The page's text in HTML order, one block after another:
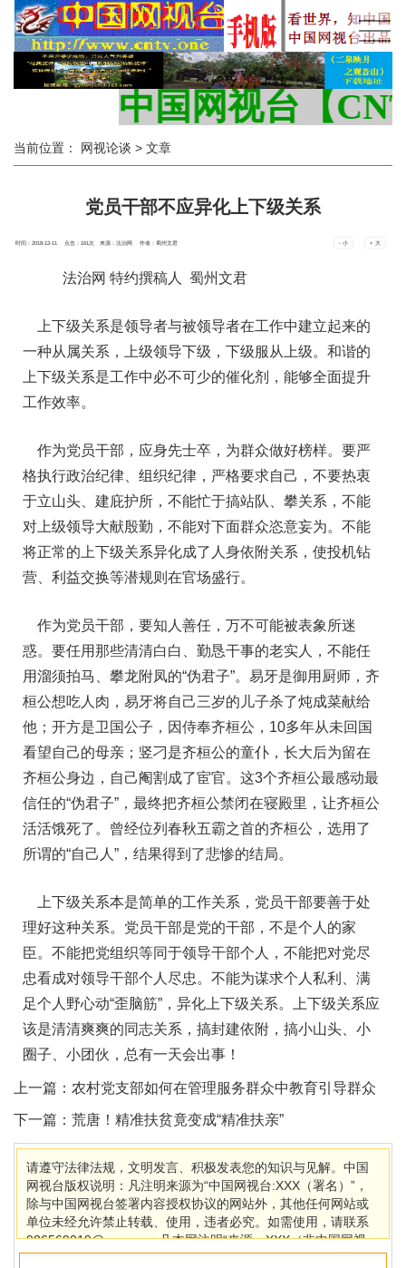
中国网视台【
当前位置： 网视论谈 > 文章
党员干部不应异化上下级关系
时间：2018-12-11 点击：161次来源：法治网 作者：蜀州文君 - 小 + 大
法治网 特约撰稿人 蜀州文君
上下级关系是领导者与被领导者在工作中建立起来的
一种从属关系，上级领导下级，下级服从上级。和谐的
上下级关系是工作中必不可少的催化剂，能够全面提升
工作效率。
作为党员干部，应身先士卒，为群众做好榜样。要严
格执行政治纪律、组织纪律，严格要求自己，不要热衷
于立山头、建庇护所，不能忙于搞站队、攀关系，不能
对上级领导大献殷勤，不能对下面群众恣意妄为。不能
将正常的上下级关系异化成了人身依附关系，使投机钻
营、利益交换等潜规则在官场盛行。
作为党员干部，要知人善任，万不可能被表象所迷
惑。要任用那些清清白白、勤恳干事的老实人，不能任
用溜须拍马、攀龙附凤的“伪君子”。易牙是御用厨师，齐
桓公想吃人肉，易牙将自己三岁的儿子杀了炖成菜献给
他；开方是卫国公子，因侍奉齐桓公，10多年从未回国
看望自己的母亲；竖刁是齐桓公的童仆，长大后为留在
齐桓公身边，自己阉割成了宦官。这3个齐桓公最感动最
信任的“伪君子”，最终把齐桓公禁闭在寝殿里，让齐桓公
活活饿死了。曾经位列春秋五霸之首的齐桓公，选用了
所谓的“自己人”，结果得到了悲惨的结局。
上下级关系本是简单的工作关系，党员干部要善于处
理好这种关系。党员干部是党的干部，不是个人的家
臣。不能把党组织等同于领导干部个人，不能把对党尽
忠看成对领导干部个人尽忠。不能为谋求个人私利、满
足个人野心动“歪脑筋”，异化上下级关系。上下级关系应
该是清清爽爽的同志关系，搞封建依附，搞小山头、小
圈子、小团伙，总有一天会出事！
上一篇： 农村党支部如何在管理服务群众中教育引导群众
下一篇： 荒唐！精准扶贫竟变成“精准扶亲”
请遵守法律法规，文明发言、积极发表您的知识与见解。中国
网视台版权说明：凡注明来源为“中国网视台:XXX（署名）”，
除与中国网视台签署内容授权协议的网站外，其他任何网站或
单位未经允许禁止转载、使用，违者必究。如需使用，请联系
986569019@qq.com；凡本网注明“来源：XXX（非中国网视
台）”的作品，均转载自其它媒体，目的在于传播更多信息，其